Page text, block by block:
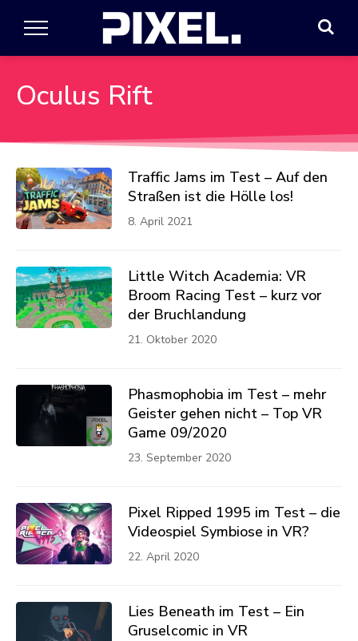
Oculus Rift
Traffic Jams im Test – Auf den
Straßen ist die Hölle los!
8. April 2021
Little Witch Academia: VR
Broom Racing Test – kurz vor
der Bruchlandung
21. Oktober 2020
Phasmophobia im Test – mehr
Geister gehen nicht – Top VR
Game 09/2020
23. September 2020
Pixel Ripped 1995 im Test – die
Videospiel Symbiose in VR?
22. April 2020
Lies Beneath im Test – Ein
Gruselcomic in VR